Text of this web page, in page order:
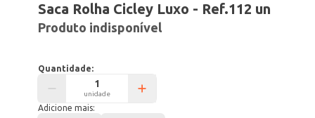
Saca Rolha Cicley Luxo - Ref.112 un
Produto indisponível
Quantidade:
unidade
Adicione mais: